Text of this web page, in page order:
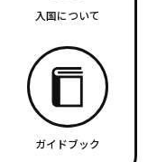
入国について
ガイドブック